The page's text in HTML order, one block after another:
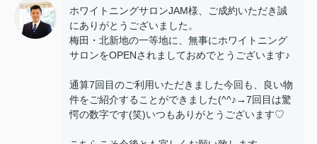
ホワイトニングサロンJAM様、ご成約いただき誠
にありがとうございました。
梅田・北新地の一等地に、無事にホワイトニング
サロンをOPENされましておめでとうございます♪
通算7回目のご利用いただきました今回も、良い物
件をご紹介することができました(^^♪→7回目は驚
愕の数字です(笑)いつもありがとうございます♡